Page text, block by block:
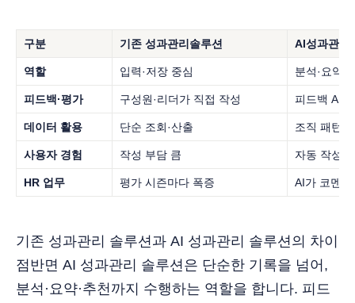
구분 기존 성과관리솔루션 AI성과관리
역할 입력·저장 중심 분석·요약·
피드백·평가 구성원·리더가 직접 작성 피드백 AI
데이터 활용 단순 조회·산출 조직 패턴
사용자 경험 작성 부담 큼 자동 작성·
HR 업무 평가 시즌마다 폭증 AI가 코멘트
기존 성과관리 솔루션과 AI 성과관리 솔루션의 차이
점반면 AI 성과관리 솔루션은 단순한 기록을 넘어,
분석·요약·추천까지 수행하는 역할을 합니다. 피드